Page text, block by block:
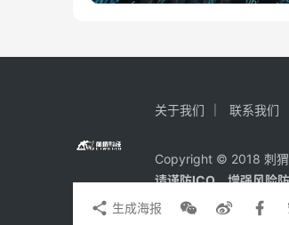
生成海报
关于我们 联系我们
Copyright © 2018 刺
请谨防ICO、增强风险